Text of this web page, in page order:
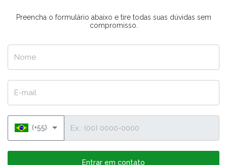
Preencha o formulário abaixo e tire todas suas dúvidas sem
compromisso.
(+55)
Entrar em contato